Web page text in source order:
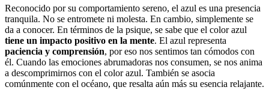
Reconocido por su comportamiento sereno, el azul es una presencia
tranquila. No se entromete ni molesta. En cambio, simplemente se
da a conocer. En términos de la psique, se sabe que el color azul
tiene un impacto positivo en la mente. El azul representa
paciencia y comprensión, por eso nos sentimos tan cómodos con
él. Cuando las emociones abrumadoras nos consumen, se nos anima
a descomprimirnos con el color azul. También se asocia
comúnmente con el océano, que resalta aún más su esencia relajante.